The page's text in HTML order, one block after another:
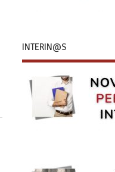
INTERIN@S